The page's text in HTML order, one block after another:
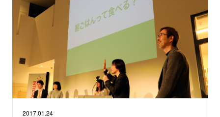
アクセス
お問い合わせ
2017.01.24